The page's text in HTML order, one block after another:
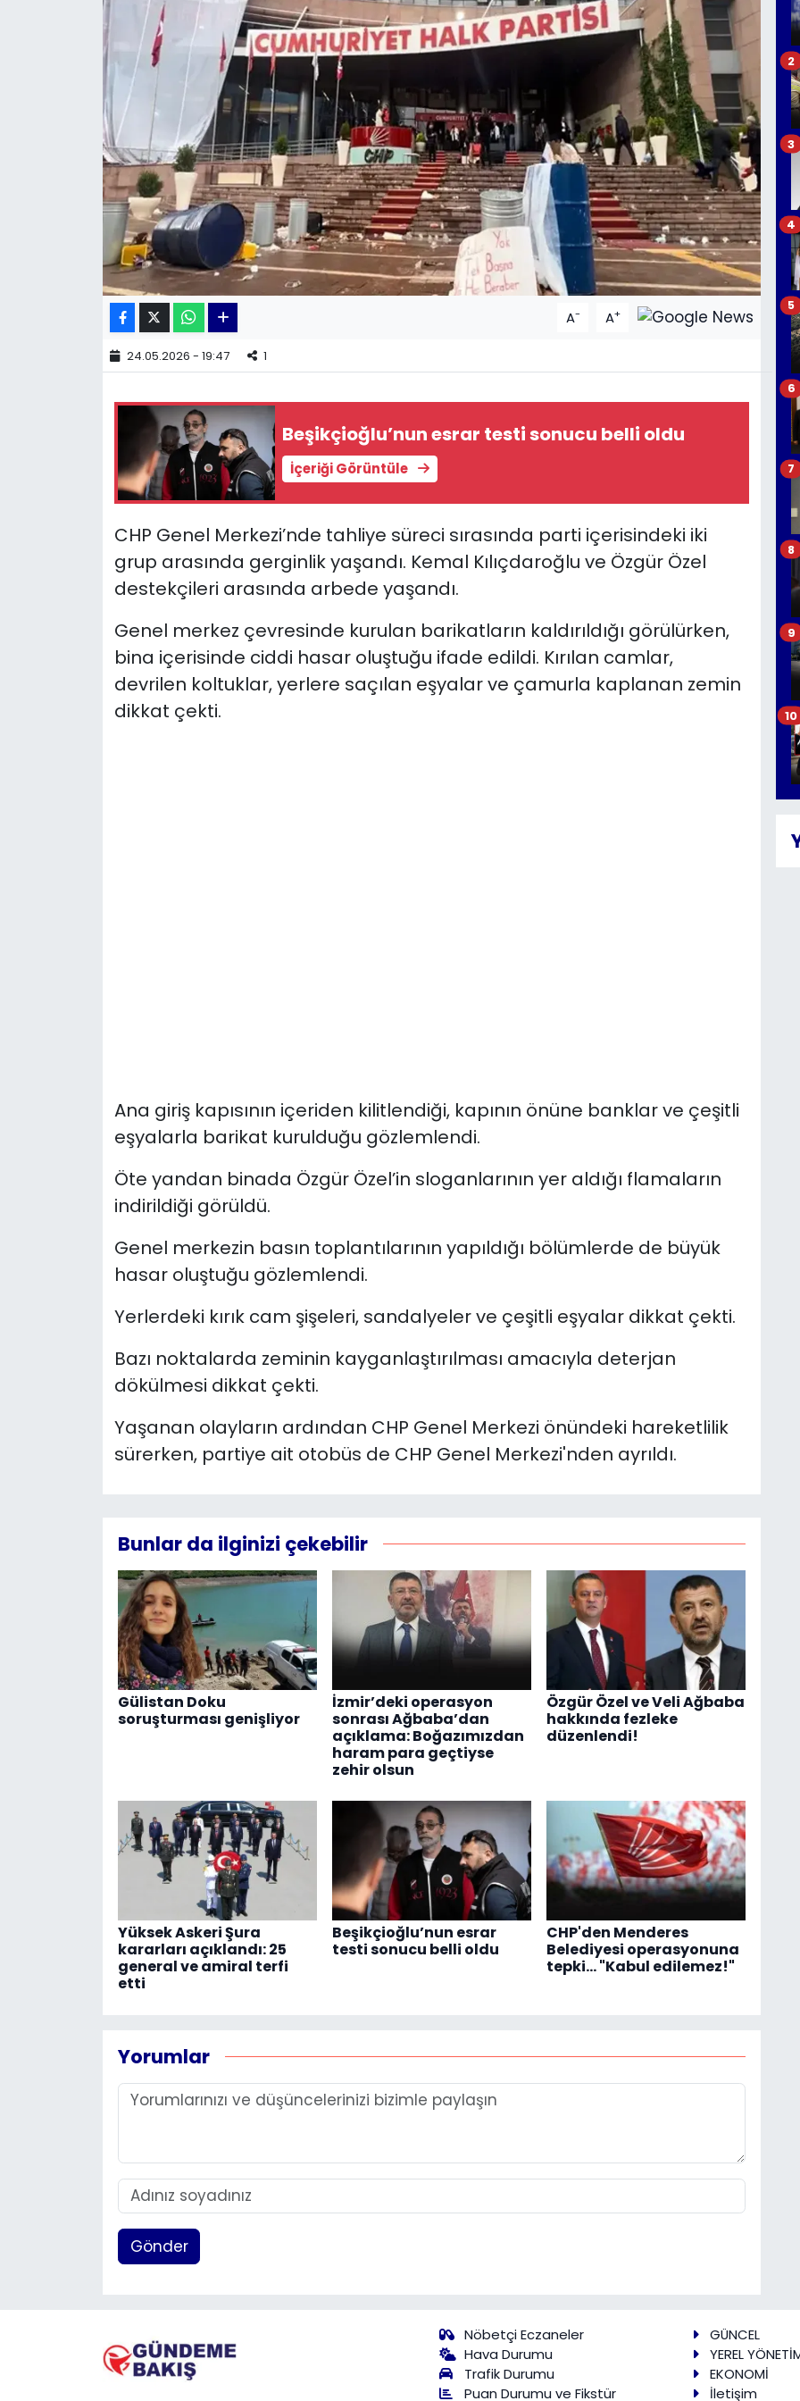
A- A+
24.05.2026 - 19:47 1
Beşikçioğlu’nun esrar testi sonucu belli oldu
İçeriği Görüntüle
CHP Genel Merkezi’nde tahliye süreci sırasında parti içerisindeki iki
grup arasında gerginlik yaşandı. Kemal Kılıçdaroğlu ve Özgür Özel
destekçileri arasında arbede yaşandı.
Genel merkez çevresinde kurulan barikatların kaldırıldığı görülürken,
bina içerisinde ciddi hasar oluştuğu ifade edildi. Kırılan camlar,
devrilen koltuklar, yerlere saçılan eşyalar ve çamurla kaplanan zemin
dikkat çekti.
Ana giriş kapısının içeriden kilitlendiği, kapının önüne banklar ve çeşitli
eşyalarla barikat kurulduğu gözlemlendi.
Öte yandan binada Özgür Özel’in sloganlarının yer aldığı flamaların
indirildiği görüldü.
Genel merkezin basın toplantılarının yapıldığı bölümlerde de büyük
hasar oluştuğu gözlemlendi.
Yerlerdeki kırık cam şişeleri, sandalyeler ve çeşitli eşyalar dikkat çekti.
Bazı noktalarda zeminin kayganlaştırılması amacıyla deterjan
dökülmesi dikkat çekti.
Yaşanan olayların ardından CHP Genel Merkezi önündeki hareketlilik
sürerken, partiye ait otobüs de CHP Genel Merkezi'nden ayrıldı.
Bunlar da ilginizi çekebilir
Gülistan Doku
soruşturması genişliyor
İzmir’deki operasyon
sonrası Ağbaba’dan
açıklama: Boğazımızdan
haram para geçtiyse
zehir olsun
Özgür Özel ve Veli Ağbaba
hakkında fezleke
düzenlendi!
Yüksek Askeri Şura
kararları açıklandı: 25
general ve amiral terfi
etti
Beşikçioğlu’nun esrar
testi sonucu belli oldu
CHP'den Menderes
Belediyesi operasyonuna
tepki... "Kabul edilemez!"
Yorumlar
Gönder
2
3
4
5
6
7
8
9
10
Nöbetçi Eczaneler
Hava Durumu
Trafik Durumu
Puan Durumu ve Fikstür
GÜNCEL
YEREL
EKONOMİ
İletişim
KÜLTÜR SANAT
MAGAZİN
POLİTİKA
SAĞLIK
Siyaset
TEKNOLOJİ
YEREL POLİTİKA
YEREL YÖNETİMLER